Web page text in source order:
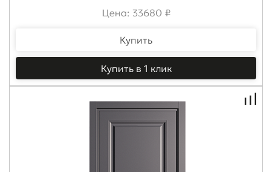
Цена: 33680 ₽
Купить
Купить в 1 клик